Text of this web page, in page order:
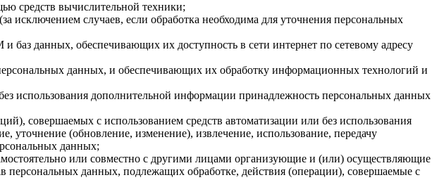
средств вычислительной техники;
случаев, если обработка необходима для уточнения персональных
данных, обеспечивающих их доступность в сети интернет по сетевому адресу
данных, и обеспечивающих их обработку информационных технологий и
использования дополнительной информации принадлежность персональных данных
совершаемых с использованием средств автоматизации или без использования
уточнение (обновление, изменение), извлечение, использование, передачу
данных;
или совместно с другими лицами организующие и (или) осуществляющие
данных, подлежащих обработке, действия (операции), совершаемые с